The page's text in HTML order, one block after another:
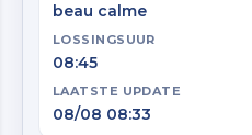
beau calme
LOSSINGSUUR
08:45
LAATSTE UPDATE
08/08 08:33